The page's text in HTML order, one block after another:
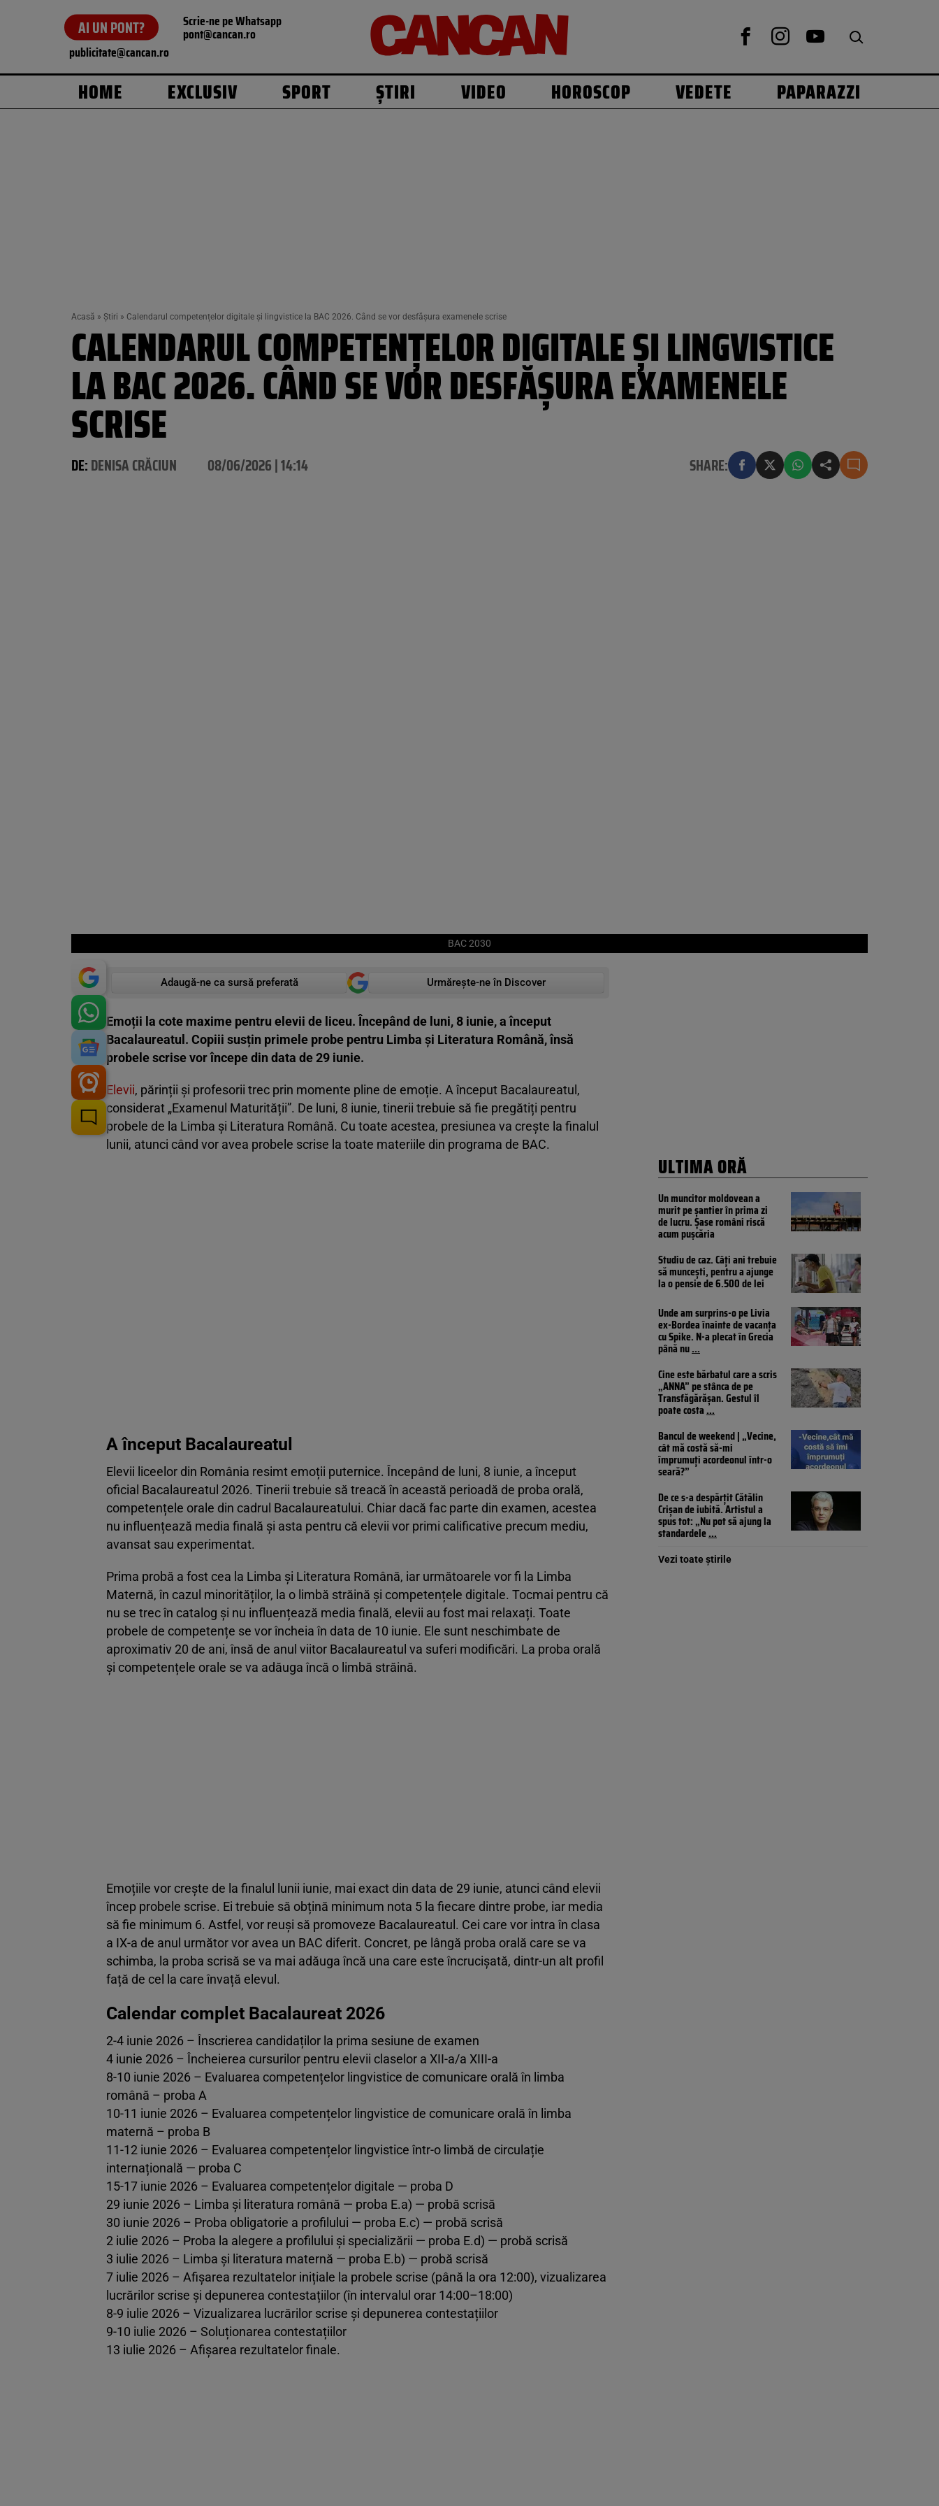
AI UN PONT? Scrie-ne pe Whatsapp
pont@cancan.ro
publicitate@cancan.ro
HOME EXCLUSIV SPORT ȘTIRI VIDEO HOROSCOP VEDETE PAPARAZZI
Acasă » Știri » Calendarul competențelor digitale și lingvistice la BAC 2026. Când se vor desfășura examenele scrise
CALENDARUL COMPETENȚELOR DIGITALE ȘI LINGVISTICE
LA BAC 2026. CÂND SE VOR DESFĂȘURA EXAMENELE
SCRISE
DE:DENISA CRĂCIUN 08/06/2026 | 14:14 SHARE:
BAC 2030
Adaugă-ne ca sursă preferată Urmărește-ne în Discover
Emoții la cote maxime pentru elevii de liceu. Începând de luni, 8 iunie, a început
Bacalaureatul. Copiii susțin primele probe pentru Limba și Literatura Română, însă
probele scrise vor începe din data de 29 iunie.
Elevii, părinții și profesorii trec prin momente pline de emoție. A început Bacalaureatul,
considerat „Examenul Maturității”. De luni, 8 iunie, tinerii trebuie să fie pregătiți pentru
probele de la Limba și Literatura Română. Cu toate acestea, presiunea va crește la finalul
lunii, atunci când vor avea probele scrise la toate materiile din programa de BAC.
A început Bacalaureatul
Elevii liceelor din România resimt emoții puternice. Începând de luni, 8 iunie, a început
oficial Bacalaureatul 2026. Tinerii trebuie să treacă în această perioadă de proba orală,
competențele orale din cadrul Bacalaureatului. Chiar dacă fac parte din examen, acestea
nu influențează media finală și asta pentru că elevii vor primi calificative precum mediu,
avansat sau experimentat.
Prima probă a fost cea la Limba și Literatura Română, iar următoarele vor fi la Limba
Maternă, în cazul minorităților, la o limbă străină și competențele digitale. Tocmai pentru că
nu se trec în catalog și nu influențează media finală, elevii au fost mai relaxați. Toate
probele de competențe se vor încheia în data de 10 iunie. Ele sunt neschimbate de
aproximativ 20 de ani, însă de anul viitor Bacalaureatul va suferi modificări. La proba orală
și competențele orale se va adăuga încă o limbă străină.
Emoțiile vor crește de la finalul lunii iunie, mai exact din data de 29 iunie, atunci când elevii
încep probele scrise. Ei trebuie să obțină minimum nota 5 la fiecare dintre probe, iar media
să fie minimum 6. Astfel, vor reuși să promoveze Bacalaureatul. Cei care vor intra în clasa
a IX-a de anul următor vor avea un BAC diferit. Concret, pe lângă proba orală care se va
schimba, la proba scrisă se va mai adăuga încă una care este încrucișată, dintr-un alt profil
față de cel la care învață elevul.
Calendar complet Bacalaureat 2026
2-4 iunie 2026 – Înscrierea candidaților la prima sesiune de examen
4 iunie 2026 – Încheierea cursurilor pentru elevii claselor a XII-a/a XIII-a
8-10 iunie 2026 – Evaluarea competențelor lingvistice de comunicare orală în limba
română – proba A
10-11 iunie 2026 – Evaluarea competențelor lingvistice de comunicare orală în limba
maternă – proba B
11-12 iunie 2026 – Evaluarea competențelor lingvistice într-o limbă de circulație
internațională — proba C
15-17 iunie 2026 – Evaluarea competențelor digitale — proba D
29 iunie 2026 – Limba și literatura română — proba E.a) — probă scrisă
30 iunie 2026 – Proba obligatorie a profilului — proba E.c) — probă scrisă
2 iulie 2026 – Proba la alegere a profilului și specializării — proba E.d) — probă scrisă
3 iulie 2026 – Limba și literatura maternă — proba E.b) — probă scrisă
7 iulie 2026 – Afișarea rezultatelor inițiale la probele scrise (până la ora 12:00), vizualizarea
lucrărilor scrise și depunerea contestațiilor (în intervalul orar 14:00–18:00)
8-9 iulie 2026 – Vizualizarea lucrărilor scrise și depunerea contestațiilor
9-10 iulie 2026 – Soluționarea contestațiilor
13 iulie 2026 – Afișarea rezultatelor finale.
ULTIMA ORĂ
Un muncitor moldovean a
murit pe șantier în prima zi
de lucru. Șase români riscă
acum pușcăria
Studiu de caz. Câți ani trebuie
să muncești, pentru a ajunge
la o pensie de 6.500 de lei
Unde am surprins-o pe Livia
ex-Bordea înainte de vacanța
cu Spike. N-a plecat în Grecia
până nu...
Cine este bărbatul care a scris
„ANNA” pe stânca de pe
Transfăgărășan. Gestul îl
poate costa...
Bancul de weekend | „Vecine,
cât mă costă să-mi
împrumuți acordeonul într-o
seară?”
De ce s-a despărțit Cătălin
Crișan de iubită. Artistul a
spus tot: „Nu pot să ajung la
standardele...
Vezi toate știrile